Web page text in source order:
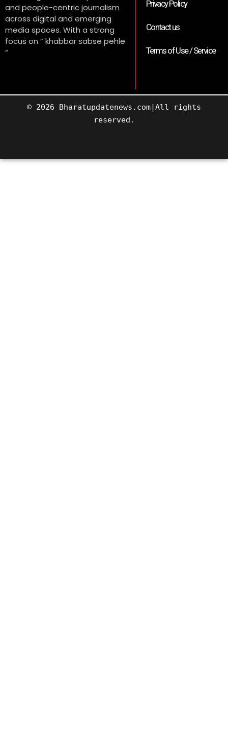
and people-centric journalism
across digital and emerging
media spaces. With a strong
focus on ” khabbar sabse pehle
“
Privacy Policy
Contact us
Terms of Use / Service
© 2026 Bharatupdatenews.com|All rights
reserved.